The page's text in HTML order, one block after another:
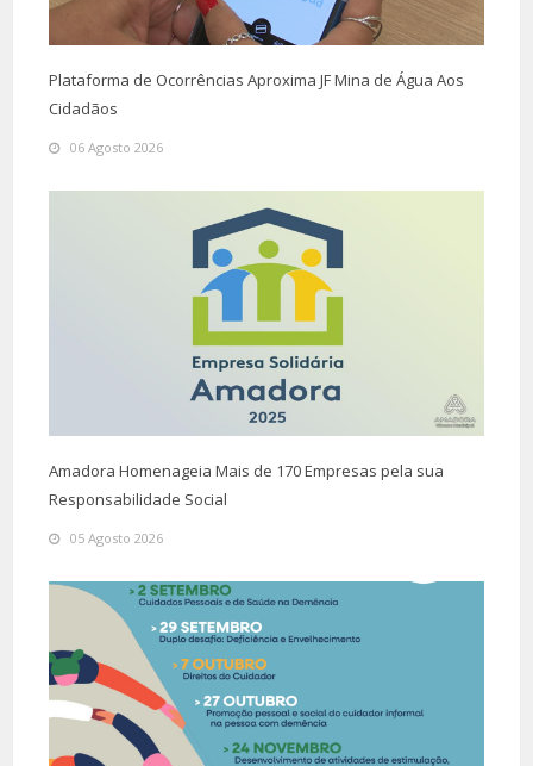
Plataforma de Ocorrências Aproxima JF Mina de Água Aos
Cidadãos
06 Agosto 2026
Amadora Homenageia Mais de 170 Empresas pela sua
Responsabilidade Social
05 Agosto 2026